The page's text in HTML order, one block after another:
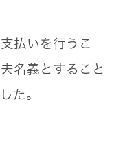
払いを行うこ
名義とすること
た。